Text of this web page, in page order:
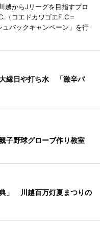
越からJリーグを目指すプロ
（コエドカワゴエF.C＝
バックキャンペーン」を行
縁日や打ち水 「激辛バ
子野球グローブ作り教室
」 川越百万灯夏まつりの